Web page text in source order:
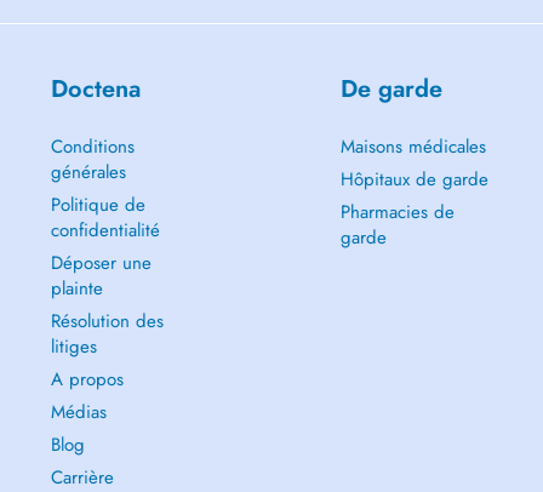
Doctena
Conditions
générales
Politique de
confidentialité
Déposer une
plainte
Résolution des
litiges
A propos
Médias
Blog
Carrière
De garde
Maisons médicales
Hôpitaux de garde
Pharmacies de
garde